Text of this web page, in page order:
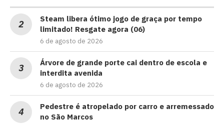
Steam libera ótimo jogo de graça por tempo
limitado! Resgate agora (06)
6 de agosto de 2026
Árvore de grande porte cai dentro de escola e
interdita avenida
6 de agosto de 2026
Pedestre é atropelado por carro e arremessado
no São Marcos